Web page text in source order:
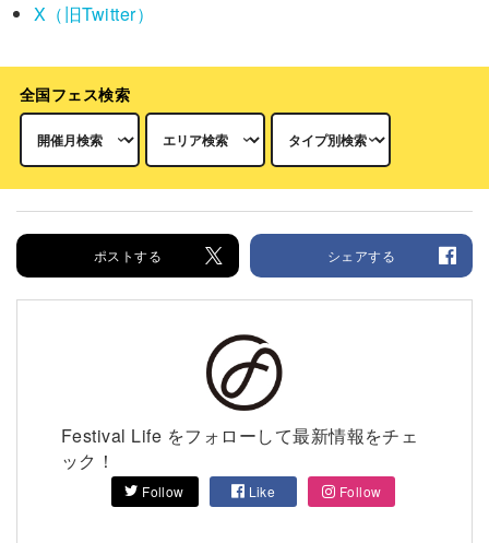
X（旧Twitter）
全国フェス検索
ポストする シェアする
Festival Life をフォローして最新情報をチェ
ック！
Follow Like Follow